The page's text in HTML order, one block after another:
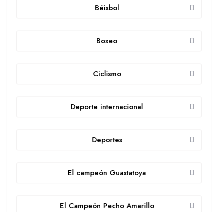
Béisbol
Boxeo
Ciclismo
Deporte internacional
Deportes
El campeón Guastatoya
El Campeón Pecho Amarillo